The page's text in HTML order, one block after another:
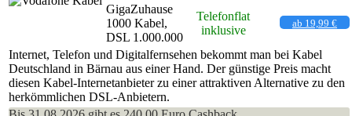
GigaZuhause
1000 Kabel,
DSL 1.000.000
Telefonflat
inklusive
ab 19,99 €
Internet, Telefon und Digitalfernsehen bekommt man bei Kabel
Deutschland in Bärnau aus einer Hand. Der günstige Preis macht
diesen Kabel-Internetanbieter zu einer attraktiven Alternative zu den
herkömmlichen DSL-Anbietern.